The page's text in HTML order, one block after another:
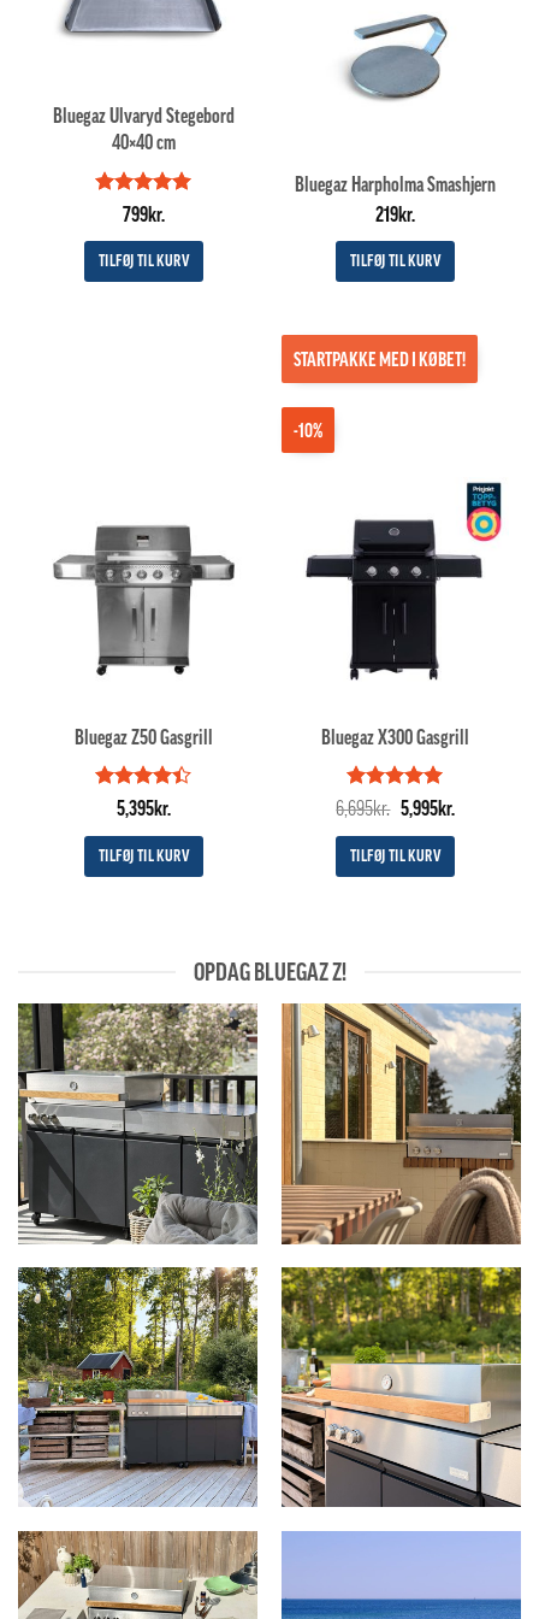
Bluegaz Ulvaryd Stegebord
40×40 cm
Vurderet
799kr.
TILFØJ TIL KURV
Bluegaz Harpholma Smashjern
219kr.
TILFØJ TIL KURV
Bluegaz Z50 Gasgrill
Vurderet
ud af
5
5,395kr.
TILFØJ TIL KURV
-10%
STARTPAKKE MED I KØBET!
Bluegaz X300 Gasgrill
Vurderet5
ud af 5
6,695kr. Den
pris
var:
5,995kr.
TILFØJ TIL KURV
OPDAG BLUEGAZ Z!